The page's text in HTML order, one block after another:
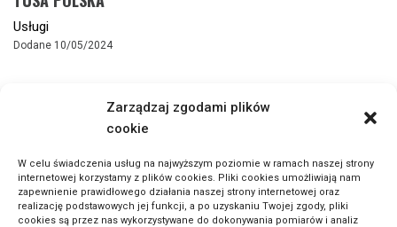
Zarządzaj zgodami plików
cookie
W celu świadczenia usług na najwyższym poziomie w ramach naszej strony
internetowej korzystamy z plików cookies. Pliki cookies umożliwiają nam
zapewnienie prawidłowego działania naszej strony internetowej oraz
realizację podstawowych jej funkcji, a po uzyskaniu Twojej zgody, pliki
cookies są przez nas wykorzystywane do dokonywania pomiarów i analiz
Usługi
Dodane 10/05/2024